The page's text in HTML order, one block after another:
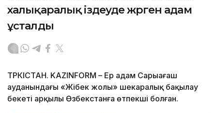
халықаралық іздеуде жүрген адам
ұсталды
ТҮРКІСТАН. KAZINFORM – Ер адам Сарыағаш
ауданындағы «Жібек жолы» шекаралық бақылау
бекеті арқылы Өзбекстанға өтпекші болған.